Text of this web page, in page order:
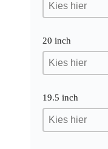
21 inch
20 inch
20 inch
20 inch
20 inch
19.5 inch
19.5 inch
19.5 inch
19.5 inch